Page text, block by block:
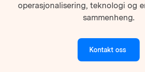
operasjonalisering, teknologi og
sammenheng.
Kontakt oss